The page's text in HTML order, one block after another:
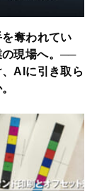
奪われてい
の現場へ。──
AIに引き取ら